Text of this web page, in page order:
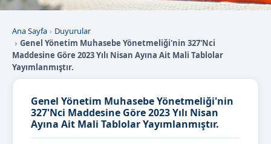
Ana Sayfa
Duyurular
Genel Yönetim Muhasebe Yönetmeliği'nin 327'Nci
Maddesine Göre 2023 Yılı Nisan Ayına Ait Mali Tablolar
Yayımlanmıştır.
Genel Yönetim Muhasebe Yönetmeliği'nin
327'Nci Maddesine Göre 2023 Yılı Nisan
Ayına Ait Mali Tablolar Yayımlanmıştır.